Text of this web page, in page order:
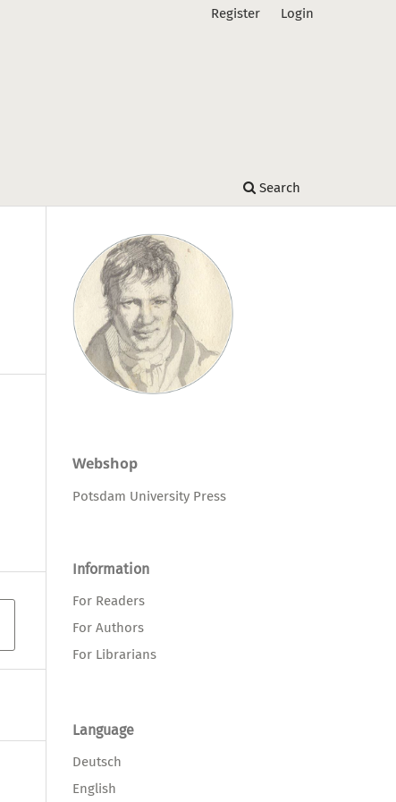
Search
Register Login
Webshop
Potsdam University Press
Information
For Readers
For Authors
For Librarians
Language
Deutsch
English